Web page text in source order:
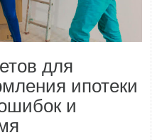
для
ипотеки
и